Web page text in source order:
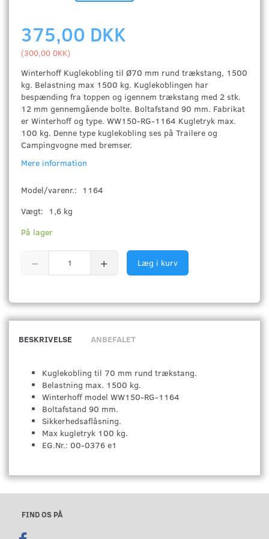
375,00 DKK
(300,00 DKK)
Winterhoff Kuglekobling til Ø70 mm rund trækstang, 1500
kg. Belastning max 1500 kg. Kuglekoblingen har
bespænding fra toppen og igennem trækstang med 2 stk.
12 mm gennemgående bolte. Boltafstand 90 mm. Fabrikat
er Winterhoff og type. WW150-RG-1164 Kugletryk max.
100 kg. Denne type kuglekobling ses på Trailere og
Campingvogne med bremser.
Mere information
Model/varenr.:
1164
Vægt:
1,6 kg
På lager
Læg i kurv
BESKRIVELSE ANBEFALET
Kuglekobling til 70 mm rund trækstang.
Belastning max. 1500 kg.
Winterhoff model WW150-RG-1164
Boltafstand 90 mm.
Sikkerhedsaflåsning.
Max kugletryk 100 kg.
EG.Nr.: 00-0376 e1
FIND OS PÅ